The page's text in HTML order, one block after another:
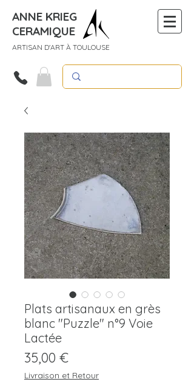
ANNE KRIEG
CERAMIQUE
ARTISAN D'ART À TOULOUSE
Plats artisanaux en grès
blanc "Puzzle" n°9 Voie
Lactée
35,00 €Prix
Livraison et Retour